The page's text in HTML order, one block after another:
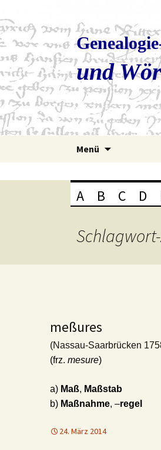
und
Menü
A B C D
meßures
(Nassau-Saarbrücken
(frz. mesure)
a) Maß, Maßstab
b) Maßnahme, –regel
24. März 2014